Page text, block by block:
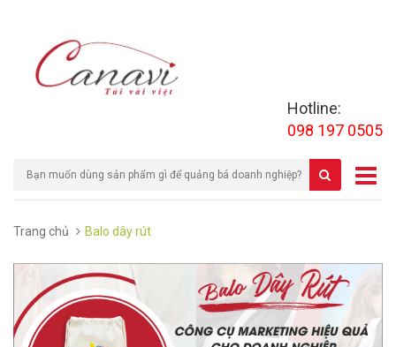
Hotline:
098 197 0505
Trang chủ Balo dây rút